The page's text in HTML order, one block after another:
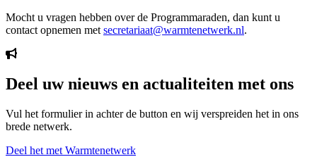
Mocht u vragen hebben over de Programmaraden, dan kunt u
contact opnemen met secretariaat@warmtenetwerk.nl.
Deel uw nieuws en actualiteiten met ons
Vul het formulier in achter de button en wij verspreiden het in ons
brede netwerk.
Deel het met Warmtenetwerk